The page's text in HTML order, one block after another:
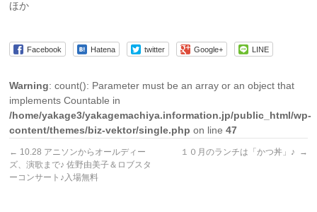
ほか
Facebook Hatena twitter Google+ LINE
Warning: count(): Parameter must be an array or an object that
implements Countable in
/home/yakage3/yakagemachiya.information.jp/public_html/wp-
content/themes/biz-vektor/single.php on line47
← 10.28 アニソンからオールディー
ズ、演歌まで♪ 佐野由美子＆ロブスタ
ーコンサート♪入場無料
１０月のランチは「かつ丼」♪ →